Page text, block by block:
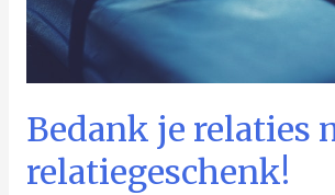
Bedank je relaties
relatiegeschenk!